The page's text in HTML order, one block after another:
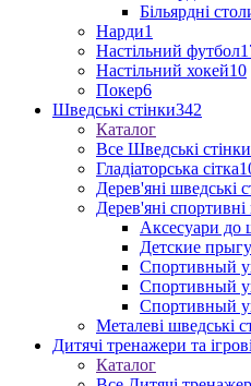
Більярдні
Нарди1
Настільний футбол
Настільний хокей10
Покер6
Шведські стінки342
Каталог
Все Шведські стінки
Гладіаторська сітка
Дерев'яні шведські
Дерев'яні
Аксесуари до
Детские
Спортивный
Спортивный
Спортивный
Металеві шведські
Дитячі тренажери та
Каталог